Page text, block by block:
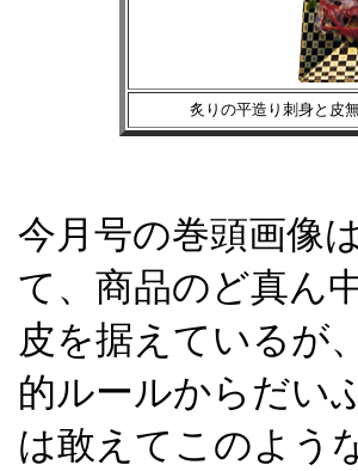
炙りの平造り刺身と皮
今月号の巻頭画像
て、商品のど真ん
皮を据えているが
的ルールからだい
は敢えてこのよう